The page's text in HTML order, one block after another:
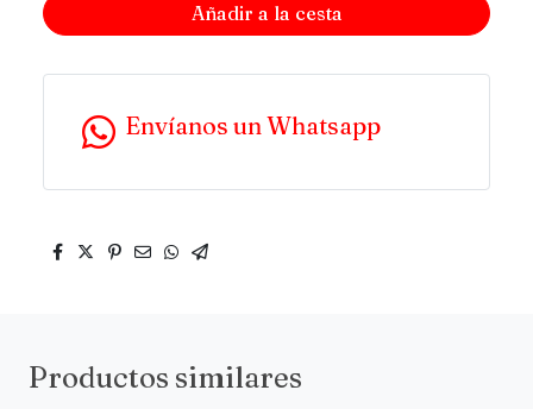
Añadir a la cesta
Envíanos un Whatsapp
Productos similares